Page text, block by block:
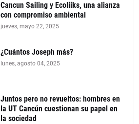
Cancun Sailing y Ecoliiks, una alianza
con compromiso ambiental
jueves, mayo 22, 2025
¿Cuántos Joseph más?
lunes, agosto 04, 2025
Juntos pero no revueltos: hombres en
la UT Cancún cuestionan su papel en
la sociedad